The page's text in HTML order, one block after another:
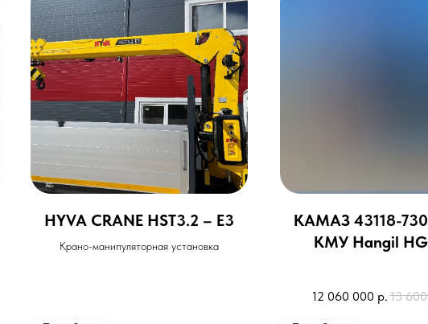
HYVA CRANE HST3.2 – E3
Крано-манипуляторная установка
КАМАЗ 43118-
КМУ Hangil
12 060 000 р.13